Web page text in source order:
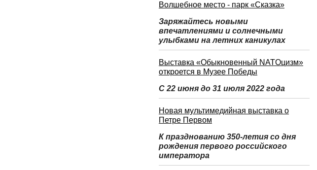
Волшебное место - парк «Сказка»
Заряжайтесь новыми
впечатлениями и солнечными
улыбками на летних каникулах
Выставка «Обыкновенный NATOцизм»
откроется в Музее Победы
С 22 июня до 31 июля 2022 года
Новая мультимедийная выставка о
Петре Первом
К празднованию 350-летия со дня
рождения первого российского
императора